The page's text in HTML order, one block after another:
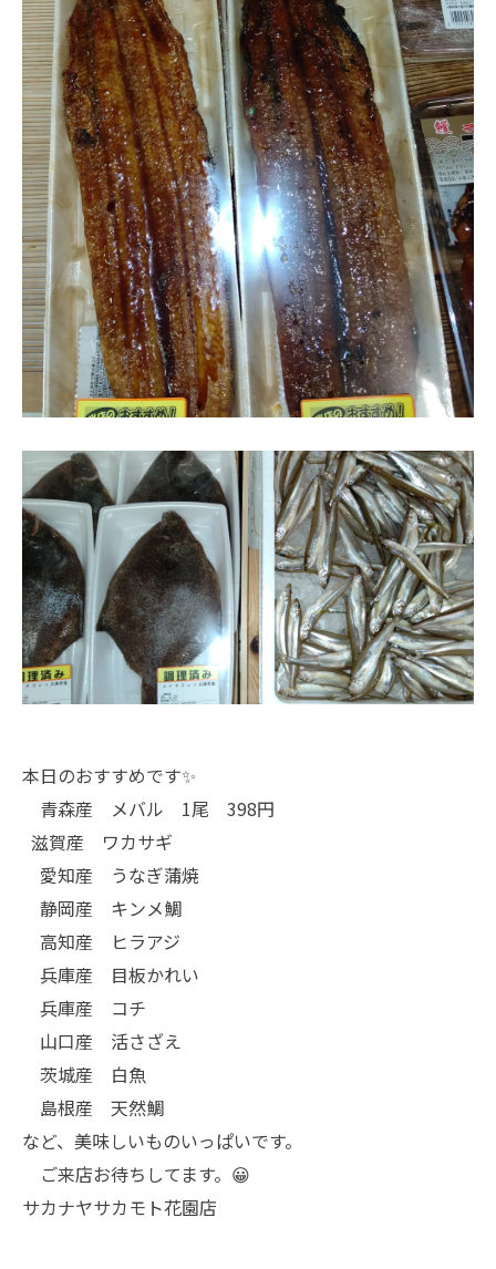
本日のおすすめです✨
青森産 メバル 1尾 398円
滋賀産 ワカサギ
愛知産 うなぎ蒲焼
静岡産 キンメ鯛
高知産 ヒラアジ
兵庫産 目板かれい
兵庫産 コチ
山口産 活さざえ
茨城産 白魚
島根産 天然鯛
など、美味しいものいっぱいです。
ご来店お待ちしてます。😀
サカナヤサカモト花園店